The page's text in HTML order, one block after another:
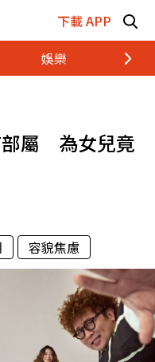
下載 APP
娛樂 財經
部屬 為女兒竟
容貌焦慮